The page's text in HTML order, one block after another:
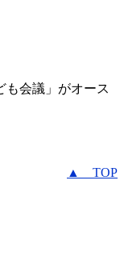
も会議」がオース
▲ TOP